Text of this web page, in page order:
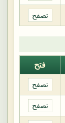
تصفح
فتح
تصفح
تصفح